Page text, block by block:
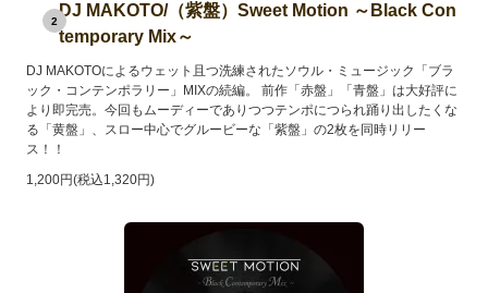
2
DJ MAKOTO/（紫盤）Sweet Motion ～Black Con
temporary Mix～
DJ MAKOTOによるウェット且つ洗練されたソウル・ミュージック「ブラ
ック・コンテンポラリー」MIXの続編。 前作「赤盤」「青盤」は大好評に
より即完売。今回もムーディーでありつつテンポにつられ踊り出したくな
る「黄盤」、スロー中心でグルービーな「紫盤」の2枚を同時リリー
ス！！
1,200円(税込1,320円)